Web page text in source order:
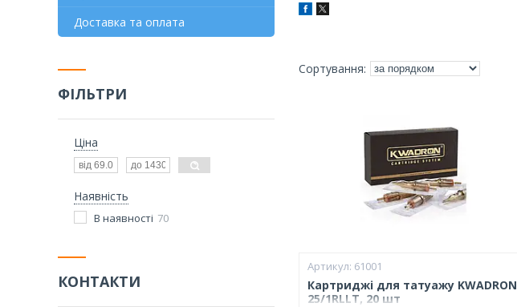
61001
Картриджі для татуажу KWADRON
25/1RLLT, 20 шт
Доставка та оплата
ФІЛЬТРИ
Ціна
Наявність
В наявності 70
КОНТАКТИ